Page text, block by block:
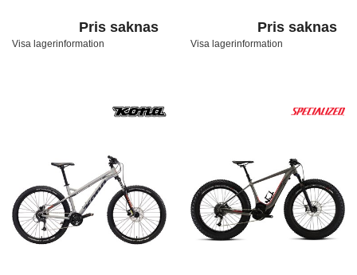
Pris saknas
Visa lagerinformation
Pris saknas
Visa lagerinformation